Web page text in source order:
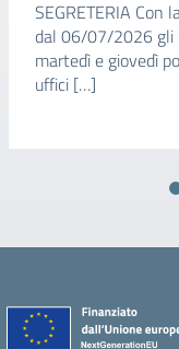
SEGRETERIA Con
dal 06/07/2026 gli
martedì e giovedì
uffici […]